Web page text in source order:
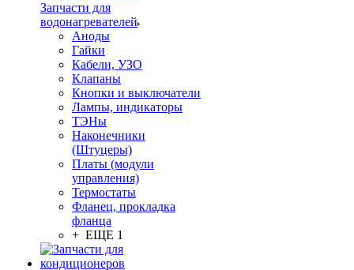
Запчасти для
водонагревателей
Аноды
Гайки
Кабели, УЗО
Клапаны
Кнопки и выключатели
Лампы, индикаторы
ТЭНы
Наконечники
(Штуцеры)
Платы (модули
управления)
Термостаты
Фланец, прокладка
фланца
+ ЕЩЕ 1